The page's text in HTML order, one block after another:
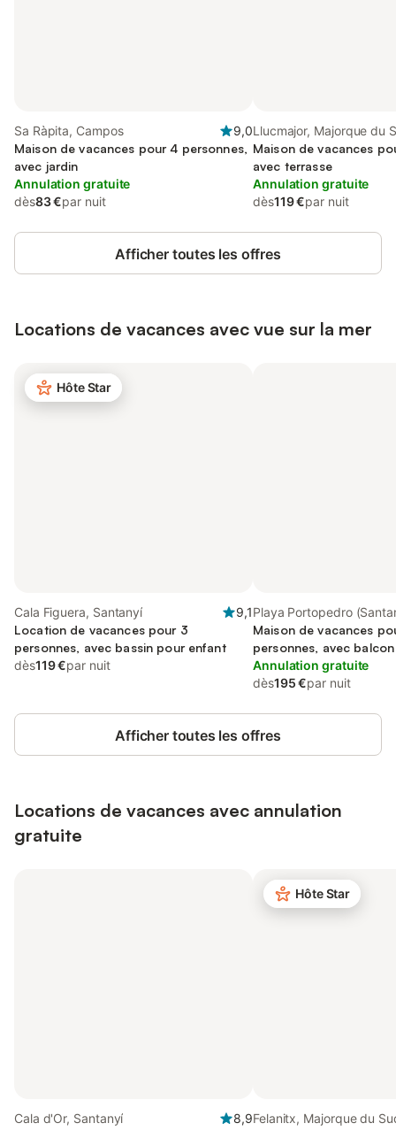
Sa Ràpita, Campos
9,0
Maison de vacances pour 4 personnes,
avec jardin
Annulation gratuite
dès83 €par nuit
Llucmajor, Majorque du
Maison de vacances
avec terrasse
Annulation gratuite
dès119 €par nuit
Afficher toutes les offres
Locations de vacances avec vue sur la mer
Hôte Star
Cala Figuera, Santanyí
9,1
Location de vacances pour 3
personnes, avec bassin pour enfant
dès119 €par nuit
Playa Portopedro
Santanyí
Maison de vacances
personnes, avec balcon
Annulation gratuite
dès195 €par nuit
Afficher toutes les offres
Locations de vacances avec annulation
gratuite
Cala d'Or, Santanyí
8,9
Hôte Star
Felanitx, Majorque du